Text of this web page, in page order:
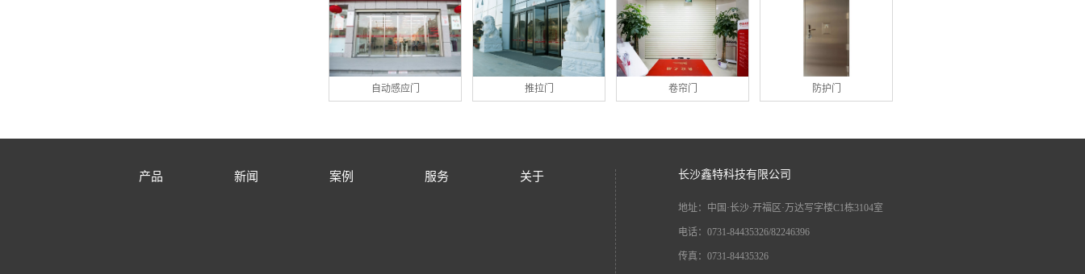
自动感应门 推拉门 卷帘门 防护门
产品 新闻 案例 服务 关于 长沙鑫特科技有限公司
地址：中国·长沙·开福区·万达写字楼C1栋3104室
电话：0731-84435326/82246396
传真：0731-84435326